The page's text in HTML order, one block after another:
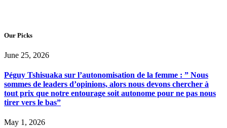
Our Picks
June 25, 2026
Péguy Tshisuaka sur l’autonomisation de la femme : ” Nous
sommes de leaders d’opinions, alors nous devons chercher à
tout prix que notre entourage soit autonome pour ne pas nous
tirer vers le bas”
May 1, 2026